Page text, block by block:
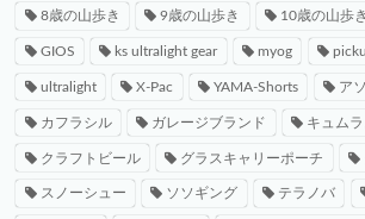
8歳の山歩き 9歳の山歩き 10歳の山歩き
GIOS ks ultralight gear myog
ultralight X-Pac YAMA-Shorts ア
カフラシル ガレージブランド キュムラ
クラフトビール グラスキャリーポーチ
スノーシュー ソソギング テラノバ